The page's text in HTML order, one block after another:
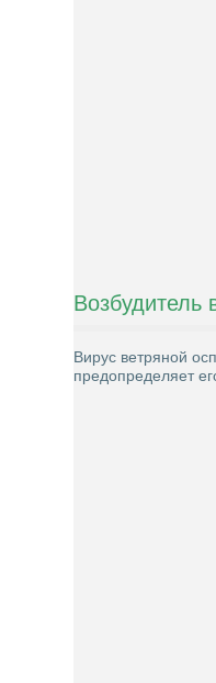
Возбудитель
Вирус ветряной
предопределяет